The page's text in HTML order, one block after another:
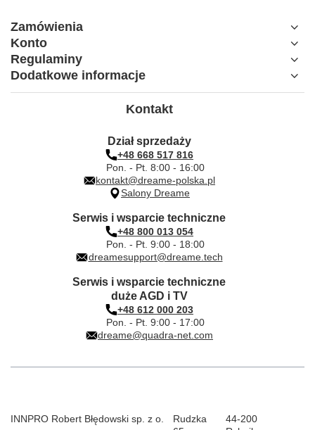
Zamówienia
Konto
Regulaminy
Dodatkowe informacje
Kontakt
Dział sprzedaży
+48 668 517 816
Pon. - Pt. 8:00 - 16:00
kontakt@dreame-polska.pl
Salony Dreame
Serwis i wsparcie techniczne
+48 800 013 054
Pon. - Pt. 9:00 - 18:00
dreamesupport@dreame.tech
Serwis i wsparcie techniczne
duże AGD i TV
+48 612 000 203
Pon. - Pt. 9:00 - 17:00
dreame@quadra-net.com
INNPRO Robert Błędowski sp. z o.
Rudzka
44-200